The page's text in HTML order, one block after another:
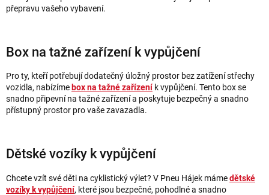
přepravu vašeho vybavení.
Box na tažné zařízení k vypůjčení
Pro ty, kteří potřebují dodatečný úložný prostor bez zatížení střechy
vozidla, nabízíme box na tažné zařízení k vypůjčení. Tento box se
snadno připevní na tažné zařízení a poskytuje bezpečný a snadno
přístupný prostor pro vaše zavazadla.
Dětské vozíky k vypůjčení
Chcete vzít své děti na cyklistický výlet? V Pneu Hájek mámedětské
vozíky k vypůjčení, které jsou bezpečné, pohodlné a snadno